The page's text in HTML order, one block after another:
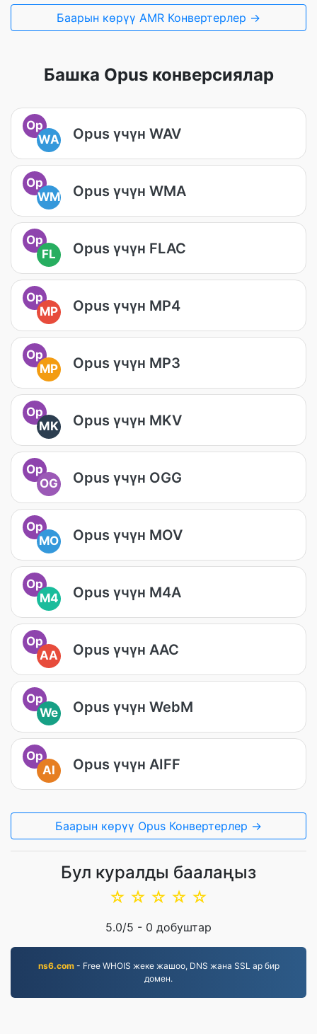
Баарын көрүү AMR Конвертерлер →
Башка Opus конверсиялар
Op
WA
Opus үчүн WAV
Op
WM
Opus үчүн WMA
Op
FL
Opus үчүн FLAC
Op
MP
Opus үчүн MP4
Op
MP
Opus үчүн MP3
Op
MK
Opus үчүн MKV
Op
OG
Opus үчүн OGG
Op
MO
Opus үчүн MOV
Op
M4
Opus үчүн M4A
Op
AA
Opus үчүн AAC
Op
We
Opus үчүн WebM
Op
AI
Opus үчүн AIFF
Баарын көрүү Opus Конвертерлер →
Бул куралды баалаңыз
☆
☆
☆
☆
☆
5.0/5 - 0 добуштар
ns6.com- Free WHOIS жеке жашоо, DNS жана SSL ар бир
домен.